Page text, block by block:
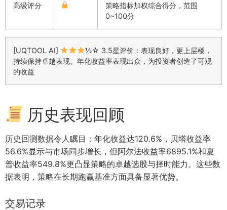
高级评分
策略指标加权综合得分，范围
0~100分
[UQTOOL AI]
½☆ 3.5星评价：表现良好，更上层楼，
持续保持卓越表现。年化收益率表现出众，为投资者创造了可观
的收益
历史表现回顾
历史回测数据令人瞩目：年化收益达120.6%，贝塔收益率
56.6%显示与市场同步增长，但阿尔法收益率6895.1%和夏
普收益率549.8%更凸显策略的卓越选股与择时能力。这些数
据表明，策略在长期跑赢基准方面具备显著优势。
交易记录